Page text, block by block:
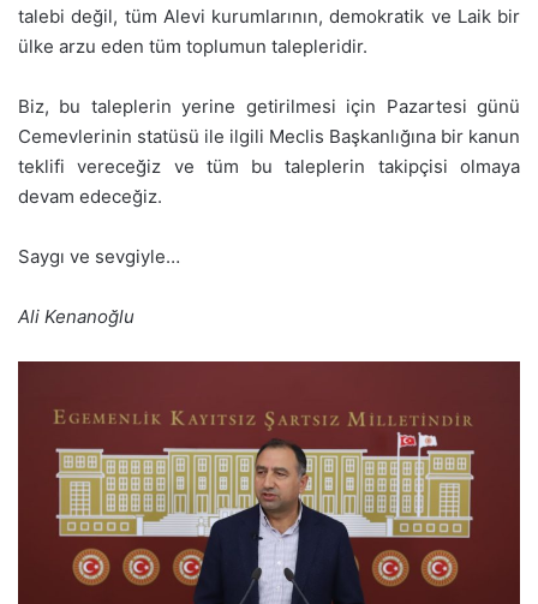
talebi değil, tüm Alevi kurumlarının, demokratik ve Laik bir
ülke arzu eden tüm toplumun talepleridir.
Biz, bu taleplerin yerine getirilmesi için Pazartesi günü
Cemevlerinin statüsü ile ilgili Meclis Başkanlığına bir kanun
teklifi vereceğiz ve tüm bu taleplerin takipçisi olmaya
devam edeceğiz.
Saygı ve sevgiyle…
Ali Kenanoğlu